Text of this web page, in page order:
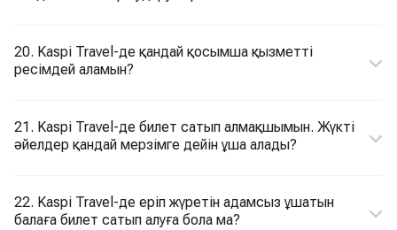
20. Kaspi Travel-де қандай қосымша қызметті
ресімдей аламын?
21. Kaspi Travel-де билет сатып алмақшымын. Жүкті
әйелдер қандай мерзімге дейін ұша алады?
22. Kaspi Travel-де еріп жүретін адамсыз ұшатын
балаға билет сатып алуға бола ма?